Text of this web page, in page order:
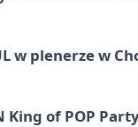
w plenerze w
King of POP